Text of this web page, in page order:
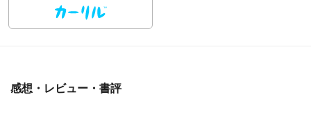
感想・レビュー・書評